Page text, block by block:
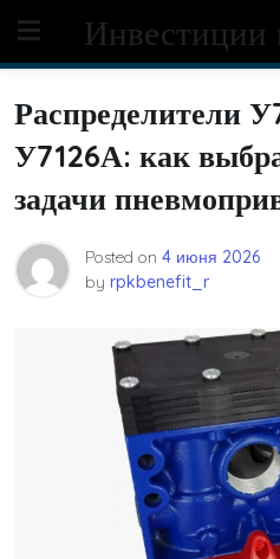
content
Распределители
У7126А: как
задачи
Posted on 4 июня 2026
by rpkbenefit_r